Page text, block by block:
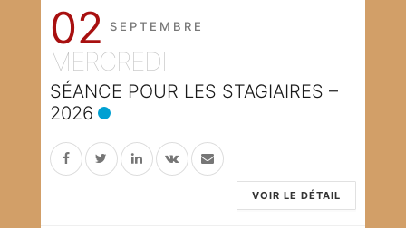
02 SEPTEMBRE
MERCREDI
SÉANCE POUR LES STAGIAIRES –
2026
VOIR LE DÉTAIL